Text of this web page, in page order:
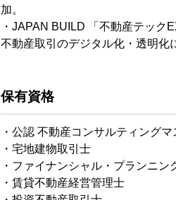
加。
・JAPAN BUILD 「不動産テック
不動産取引のデジタル化・透明化
保有資格
・公認 不動産コンサルティングマ
・宅地建物取引士
・ファイナンシャル・プランニン
・賃貸不動産経営管理士